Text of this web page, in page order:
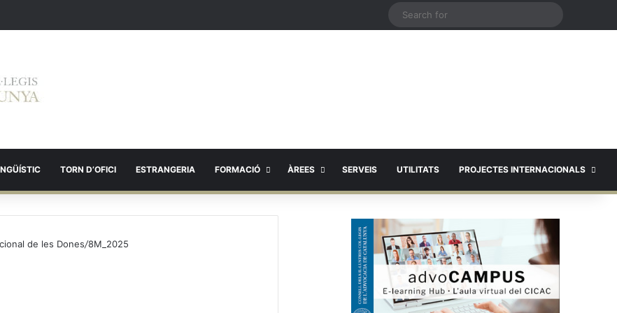
TORN D’OFICI ESTRANGERIA FORMACIÓ ÀREES SERVEIS UTILITATS PROJECTES INTERNACIONALS
de les Dones/8M_2025